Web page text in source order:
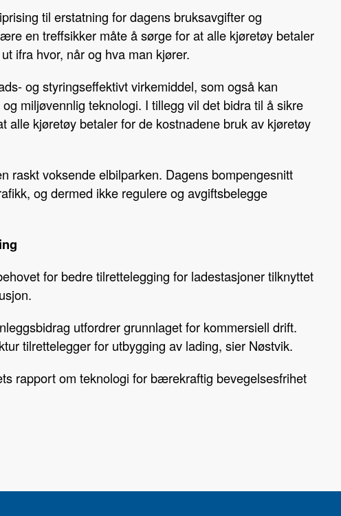
til erstatning for dagens bruksavgifter og
en treffsikker måte å sørge for at alle kjøretøy betaler
ifra hvor, når og hva man kjører.
og styringseffektivt virkemiddel, som også kan
miljøvennlig teknologi. I tillegg vil det bidra til å sikre
alle kjøretøy betaler for de kostnadene bruk av kjøretøy
raskt voksende elbilparken. Dagens bompengesnitt
og dermed ikke regulere og avgiftsbelegge
for bedre tilrettelegging for ladestasjoner tilknyttet
utfordrer grunnlaget for kommersiell drift.
tilrettelegger for utbygging av lading, sier Nøstvik.
rapport om teknologi for bærekraftig bevegelsesfrihet